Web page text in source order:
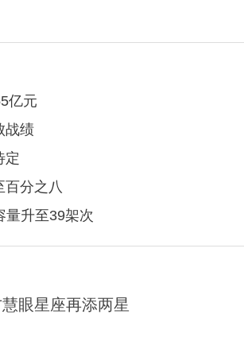
亿元
战绩
定
百分之八
量升至39架次
眼星座再添两星